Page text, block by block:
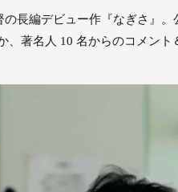
⻑編デビュー作『なぎさ』
、著名人 10 名からのコメント